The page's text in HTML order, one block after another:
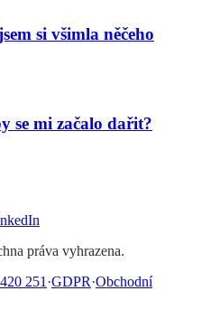
si všimla něčeho
se mi začalo dařit?
práva vyhrazena.
251 ·GDPR·Obchodní